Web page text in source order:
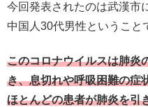
今回発表されたのは武漢市
中国人30代男性ということ
このコロナウイルスは肺炎
き、息切れや呼吸困難の症
ほとんどの患者が肺炎を引